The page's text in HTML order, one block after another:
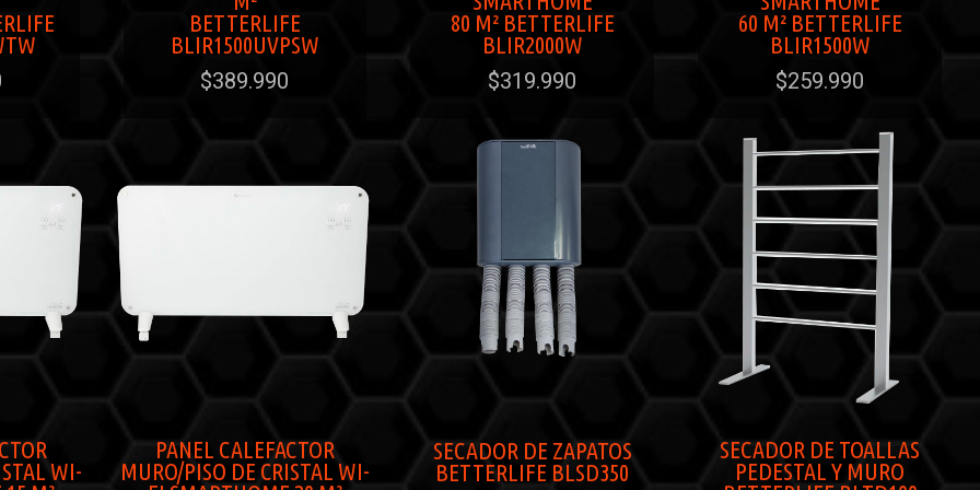
BETTERLIFE
BLIR1500UVPSW
$389.990
80 M² BETTERLIFE
BLIR2000W
$319.990
60 M² BETTERLIFE
BLIR1500W
$259.990
WI-
PANEL CALEFACTOR
MURO/PISO DE CRISTAL WI-
SECADOR DE ZAPATOS
BETTERLIFE BLSD350
SECADOR DE TOALLAS
PEDESTAL Y MURO